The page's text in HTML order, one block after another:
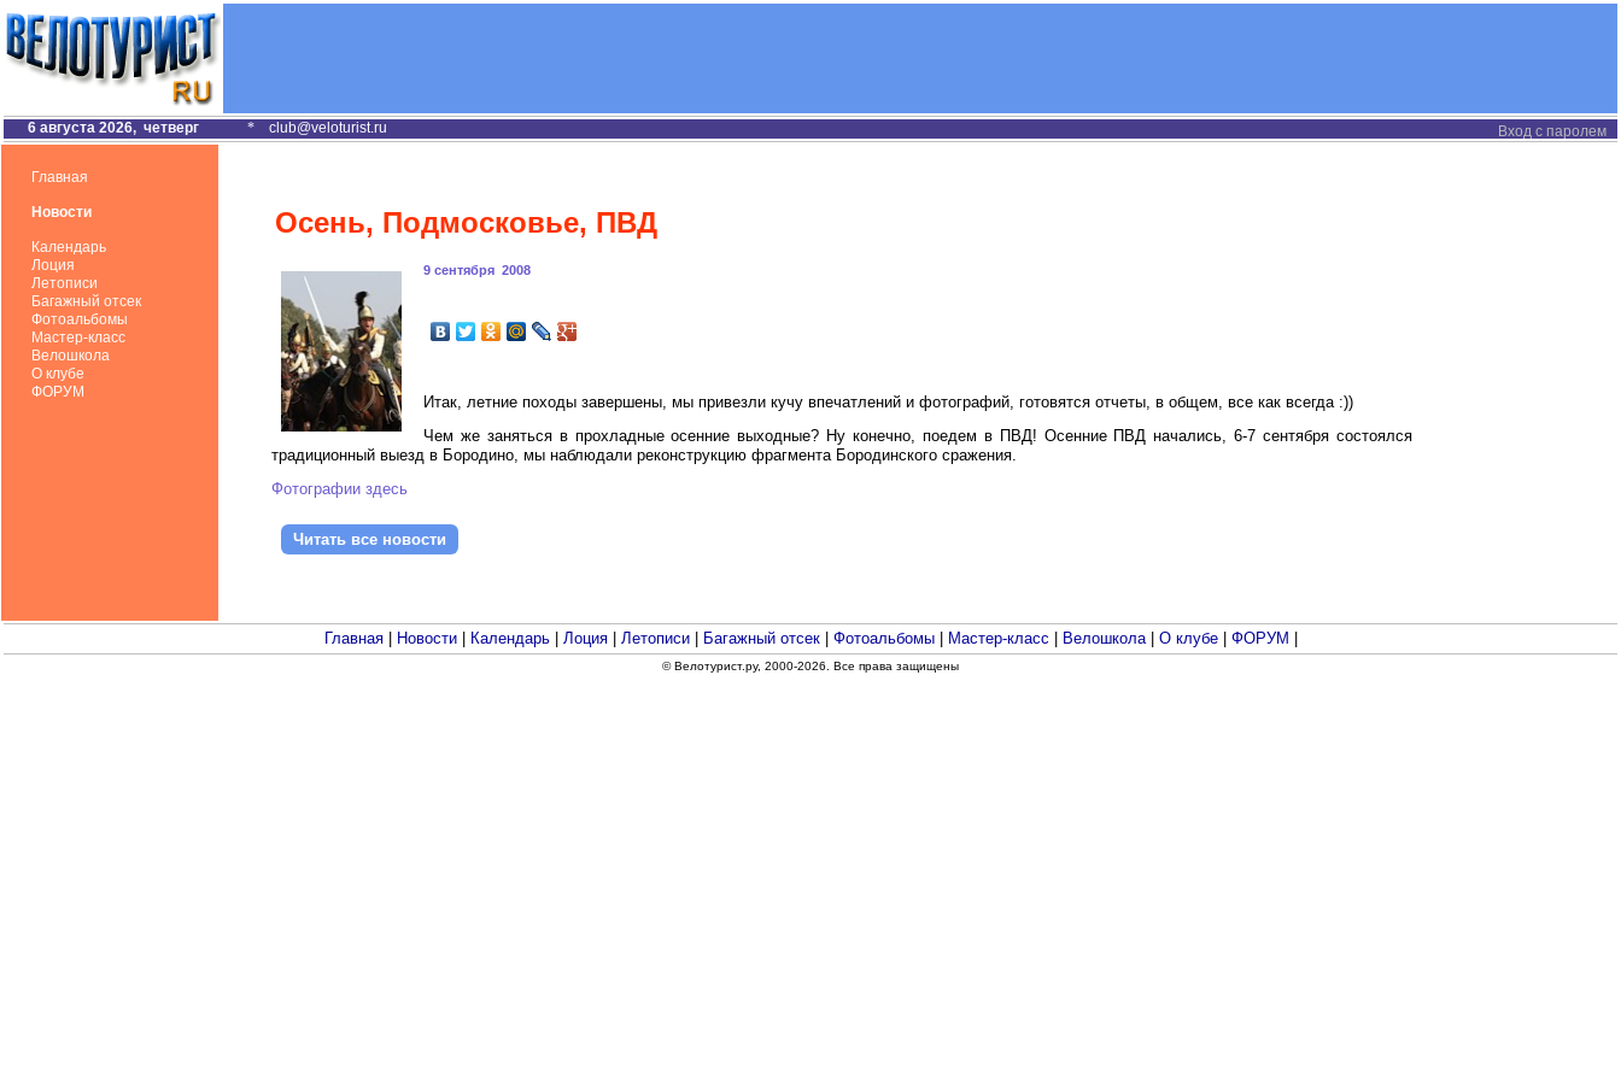
Вход с паролем
6 августа 2026, четверг * club@veloturist.ru
Главная
Новости
Календарь
Лоция
Летописи
Багажный отсек
Фотоальбомы
Мастер-класс
Велошкола
О клубе
ФОРУМ
Осень, Подмосковье, ПВД
9 сентября 2008
Итак, летние походы завершены, мы привезли кучу впечатлений и фотографий, готовятся отчеты, в общем, все как всегда :))
Чем же заняться в прохладные осенние выходные? Ну конечно, поедем в ПВД! Осенние ПВД начались, 6-7 сентября состоялся
традиционный выезд в Бородино, мы наблюдали реконструкцию фрагмента Бородинского сражения.
Фотографии здесь
Читать все новости
Главная| Новости| Календарь| Лоция| Летописи| Багажный отсек| Фотоальбомы| Мастер-класс Велошкола| О клубе| ФОРУМ
© Велотурист.ру, 2000-2026. Все права защищены